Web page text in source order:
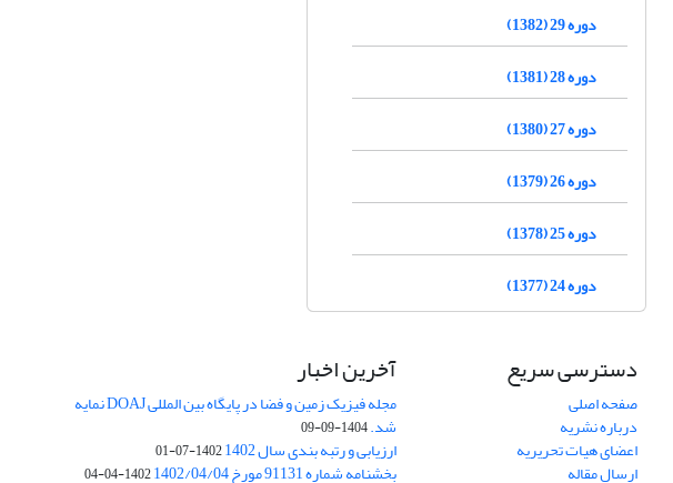
دوره 29 (1382)
دوره 28 (1381)
دوره 27 (1380)
دوره 26 (1379)
دوره 25 (1378)
دوره 24 (1377)
دسترسی سریع
صفحه اصلی
درباره نشریه
اعضای هیات تحریریه
ارسال مقاله
آخرین اخبار
مجله فیزیک زمین و فضا در پایگاه بین المللی DOAJ نمایه
شد.1404-09-09
ارزیابی و رتبه بندی سال 1402 1402-07-01
بخشنامه شماره 91131 مورخ 1402/04/04 1402-04-04